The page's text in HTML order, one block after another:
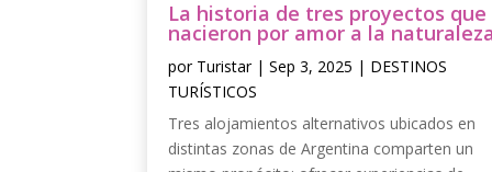
La historia de tres proyectos que
nacieron por amor a la
por Turistar|Sep 3, 2025 | DESTINOS
TURÍSTICOS
Tres alojamientos alternativos ubicados en
distintas zonas de Argentina comparten un